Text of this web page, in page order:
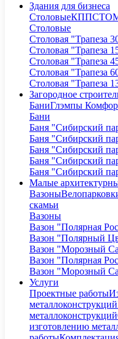
Здания для бизнеса
СтоловыеКППСТО
Столовые
Столовая "Трапеза
Столовая "Трапеза
Столовая "Трапеза
Столовая "Трапеза
Столовая "Трапеза
Загородное
БаниГлэмпы
Бани
Баня "Сибирский
Баня "Сибирский
Баня "Сибирский
Баня "Сибирский
Баня "Сибирский
Малые
Вазоны
скамьи
Вазоны
Вазон "Полярная
Вазон "Полярный
Вазон "Морозный
Вазон "Полярная
Вазон "Морозный
Услуги
Проектные работы
металлоконструкций
металлоконструкций
изготовлению